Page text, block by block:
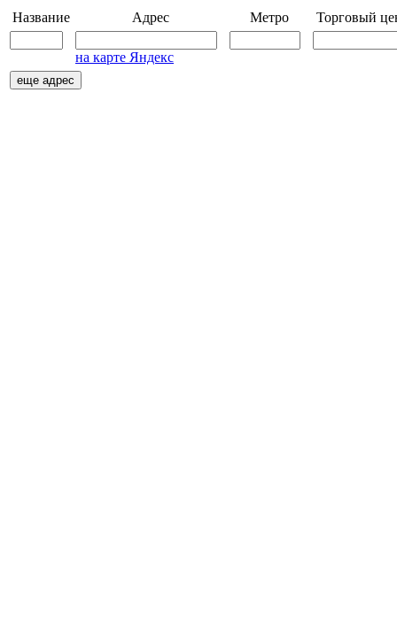
Название Адрес Метро Торговый
на карте Яндекс